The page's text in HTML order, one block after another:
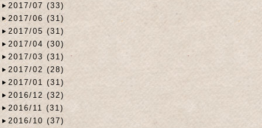
2017/07 (33)
2017/06 (31)
2017/05 (31)
2017/04 (30)
2017/03 (31)
2017/02 (28)
2017/01 (31)
2016/12 (32)
2016/11 (31)
2016/10 (37)